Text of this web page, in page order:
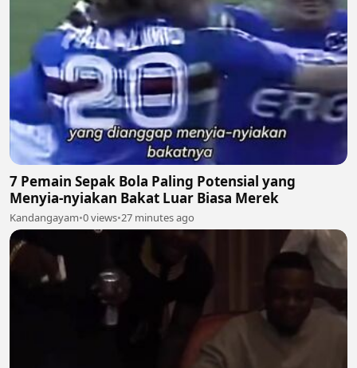
7 Pemain Sepak Bola Paling Potensial yang
Menyia-nyiakan Bakat Luar Biasa Merek
Kandangayam•0 views•27 minutes ago